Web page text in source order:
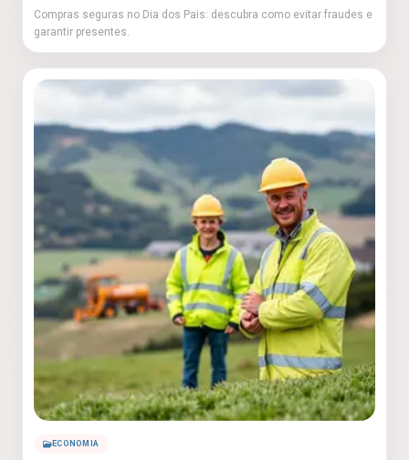
Compras seguras no Dia dos Pais: descubra como evitar fraudes e
garantir presentes.
ECONOMIA